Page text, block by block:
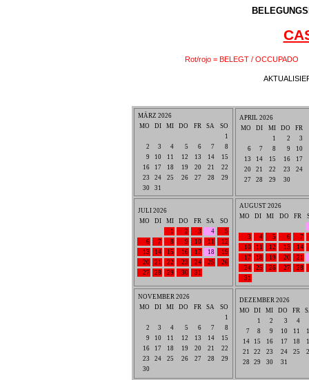
Rot/rojo = BELEGT / OCCUPADO
MÄRZ 2026
MO
DI MI DO FR SA
SO
1
2
3 4 5 6 7
8
9
10 11 12 13 14
15
16
17 18 19 20 21
22
23
24 25 26 27 28
29
30
31
APRIL 2026
MO
DI MI DO FR
1
2
3
6
7 8 9
10
13
14 15 16
17
20
21 22 23
24
27
28 29 30
JULI 2026
MO
DI MI DO FR SA
SO
1
2 3 4
5
6
7 8 9 10 11
12
13
14 15 16 17 18
19
20
21 22 23 24 25
26
27
28 29 30 31
AUGUST 2026
MO
DI MI DO FR
3 4 5 6
7
10
11 12 13
14
17
18 19 20
21
24
25 26 27
28
31
NOVEMBER 2026
MO
DI MI DO FR SA
SO
1
2
3 4 5 6 7
8
9
10 11 12 13 14
15
16
17 18 19 20 21
22
23
24 25 26 27 28
29
30
DEZEMBER 2026
MO
DI MI DO FR
1
2 3
4
7
8 9 10 11
14
15 16 17 18
21
22 23 24 25
28
29 30 31